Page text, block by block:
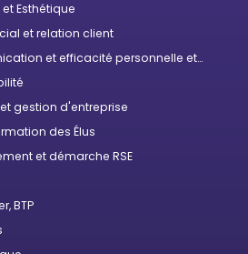
Esthétique
et relation client
et efficacité personnelle et
gestion d'entreprise
des Élus
et démarche RSE
BTP